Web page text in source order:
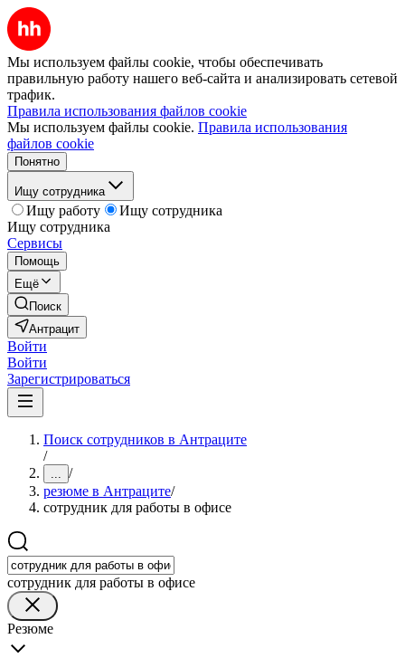
Мы используем файлы cookie, чтобы обеспечивать
правильную работу нашего веб-сайта и анализировать сетевой
трафик.
Правила использования файлов cookie
Мы используем файлы cookie. Правила использования
файлов cookie
Понятно
Ищу сотрудника
Ищу работу
Ищу сотрудника
Ищу сотрудника
Сервисы
Помощь
Ещё
Поиск
Антрацит
Войти
Войти
Зарегистрироваться
Поиск сотрудников в Антраците
/
... /
резюме в Антраците/
сотрудник для работы в офисе
сотрудник для работы в офисе
Резюме